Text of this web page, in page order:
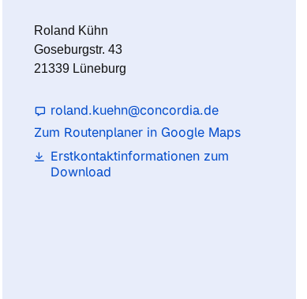
Roland Kühn
Goseburgstr. 43
21339 Lüneburg
roland.kuehn@concordia.de
Zum Routenplaner in Google Maps
Erstkontaktinformationen zum
Download